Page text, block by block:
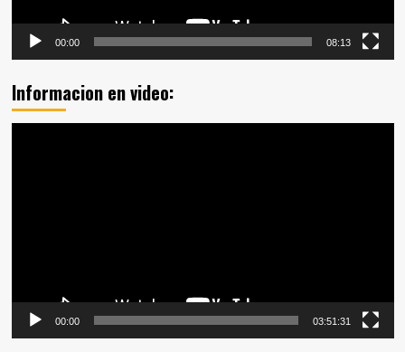
00:00 08:13
Informacion en video:
00:00 03:51:31